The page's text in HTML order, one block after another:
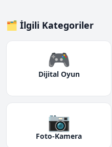
🗂️ İlgili Kategoriler
🎮
Dijital Oyun
📷
Foto-Kamera